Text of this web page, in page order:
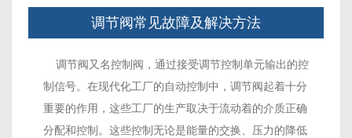
调节阀常见故障及解决方法
调节阀又名控制阀，通过接受调节控制单元输出的控
制信号。在现代化工厂的自动控制中，调节阀起着十分
重要的作用，这些工厂的生产取决于流动着的介质正确
分配和控制。这些控制无论是能量的交换、压力的降低